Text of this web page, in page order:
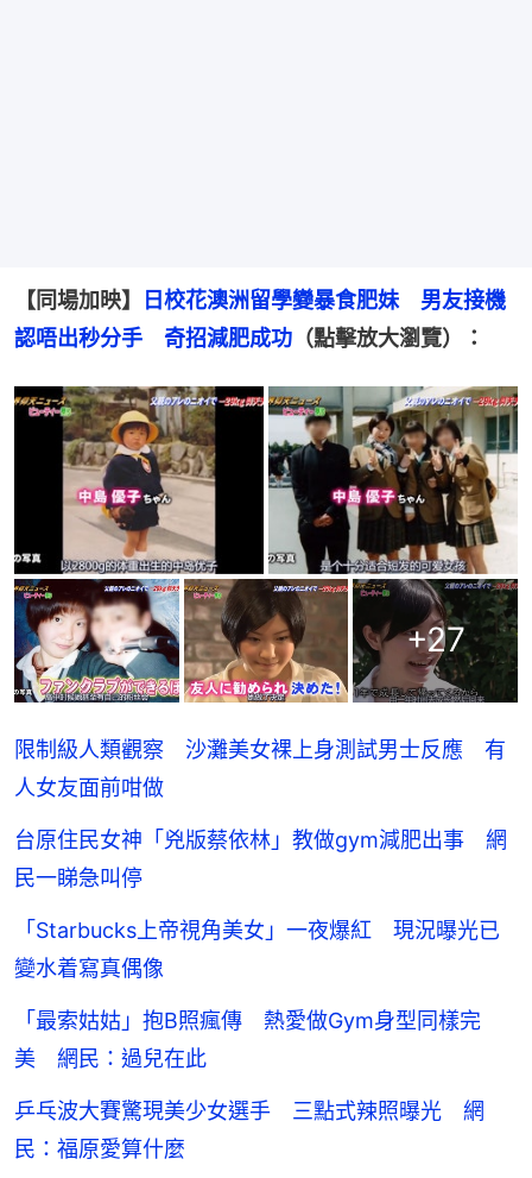
【同場加映】
日校花澳洲留學變暴食肥妹　男友接機
認唔出秒分手　奇招減肥成功 （點擊放大瀏覽）：
+27
限制級人類觀察 沙灘美女裸上身測試男士反應 有
人女友面前咁做
台原住民女神「兇版蔡依林」教做gym減肥出事 網
民一睇急叫停
「Starbucks上帝視角美女」一夜爆紅 現況曝光已
變水着寫真偶像
「最索姑姑」抱B照瘋傳 熱愛做Gym身型同樣完
美 網民：過兒在此
乒乓波大賽驚現美少女選手 三點式辣照曝光 網
民：福原愛算什麼